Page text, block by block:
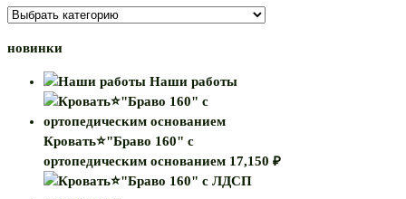
новинки
Наши работы
Кровать⭐"Браво 160" с
ортопедическим основанием 17,150 ₽